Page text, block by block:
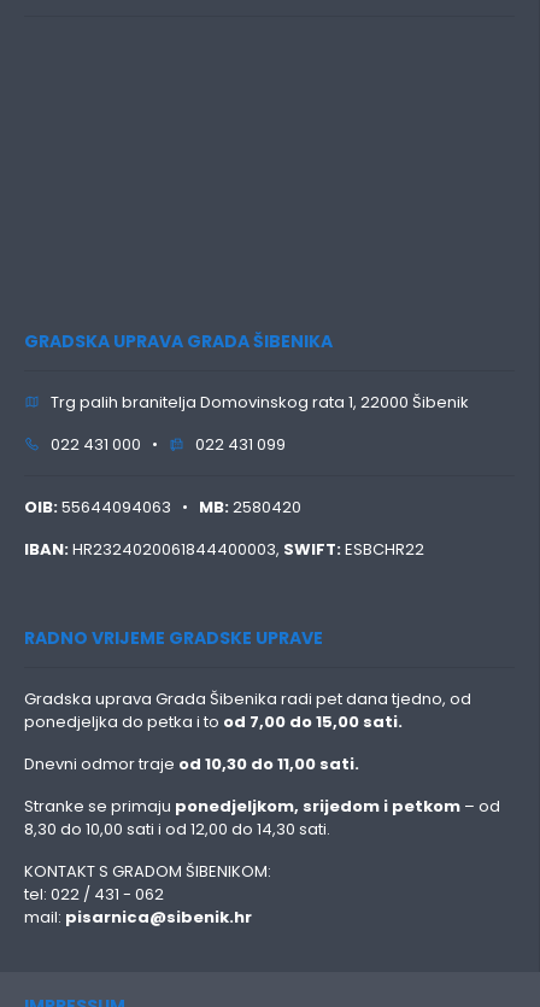
GRADSKA UPRAVA GRADA ŠIBENIKA
Trg palih branitelja Domovinskog rata 1, 22000 Šibenik
022 431 000 •
022 431 099
OIB:55644094063 • MB:2580420
IBAN:HR2324020061844400003, SWIFT:ESBCHR22
RADNO VRIJEME GRADSKE UPRAVE
Gradska uprava Grada Šibenika radi pet dana tjedno, od
ponedjeljka do petka i to od 7,00 do 15,00 sati.
Dnevni odmor traje od 10,30 do 11,00 sati.
Stranke se primaju ponedjeljkom, srijedom i petkom – od
8,30 do 10,00 sati i od 12,00 do 14,30 sati.
KONTAKT S GRADOM ŠIBENIKOM:
tel: 022 / 431 - 062
mail: pisarnica@sibenik.hr